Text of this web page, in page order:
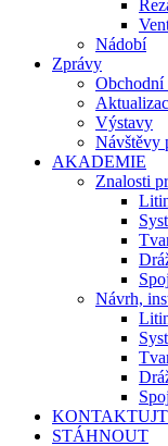
Nádobí
Zprávy
Obchodní
Výstavy
Návštěvy
AKADEMIE
Znalosti
Návrh,
STÁHNOUT